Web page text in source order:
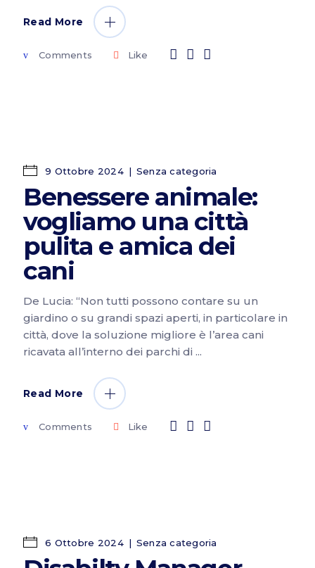
Read More
Comments Like
9 Ottobre 2024 Senza categoria
Benessere animale:
vogliamo una città
pulita e amica dei
cani
De Lucia: “Non tutti possono contare su un
giardino o su grandi spazi aperti, in particolare in
città, dove la soluzione migliore è l’area cani
ricavata all’interno dei parchi di
Read More
Comments Like
6 Ottobre 2024 Senza categoria